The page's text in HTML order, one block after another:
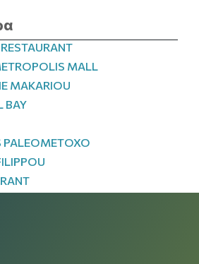
MALL
MAKARIOU
BAY
PALEOMETOXO